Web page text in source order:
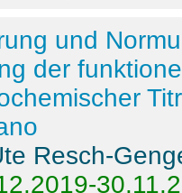
und
der
Resch-